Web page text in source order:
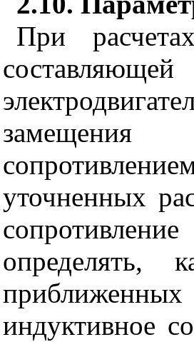
При
замещения
уточненных
приближенных
индуктивное